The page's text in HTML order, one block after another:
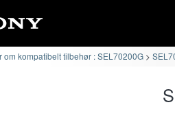
om kompatibelt tilbehør : SEL70200G